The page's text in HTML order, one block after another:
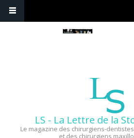
LS - La Lettre de la
Le magazine des chirurgiens-
et des chirurgiens